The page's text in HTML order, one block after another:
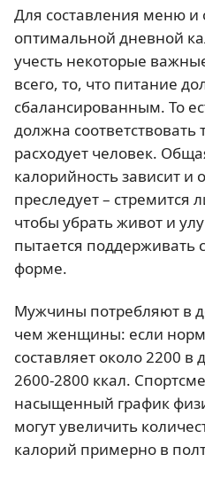
Для составления меню и
оптимальной дневной
учесть некоторые
всего, то, что питание
сбалансированным. То
должна соответствовать
расходует человек.
калорийность зависит и
преследует – стремится
чтобы убрать живот и
пытается поддерживать
форме.
Мужчины потребляют в
чем женщины: если
составляет около 2200
2600-2800 ккал.
насыщенный график
могут увеличить
калорий примерно в